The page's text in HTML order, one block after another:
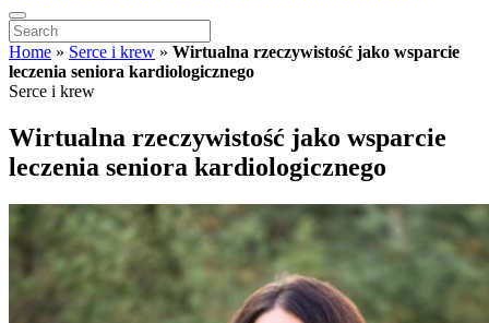
Home » Serce i krew » Wirtualna rzeczywistość jako wsparcie
leczenia seniora kardiologicznego
Serce i krew
Wirtualna rzeczywistość jako wsparcie
leczenia seniora kardiologicznego